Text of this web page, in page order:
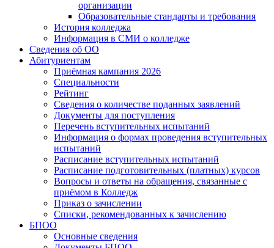
организации
Образовательные стандарты и требования
История колледжа
Информация в СМИ о колледже
Сведения об ОО
Абитуриентам
Приёмная кампания 2026
Специальности
Рейтинг
Сведения о количестве поданных заявлений
Документы для поступления
Перечень вступительных испытаний
Информация о формах проведения вступительных
испытаний
Расписание вступительных испытаний
Расписание подготовительных (платных) курсов
Вопросы и ответы на обращения, связанные с
приёмом в Колледж
Приказ о зачислении
Списки, рекомендованных к зачислению
БПОО
Основные сведения